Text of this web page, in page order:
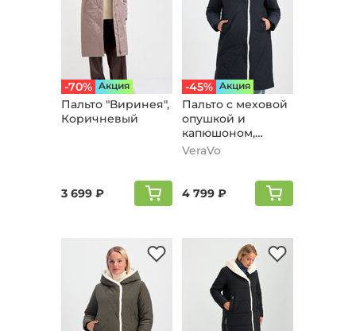
-70% Aкция
Пальто "Виринея",
Коричневый
3 699 ₽
-45% Aкция
Пальто с меховой
опушкой и
капюшоном,
черный
VeraVo
4 799 ₽